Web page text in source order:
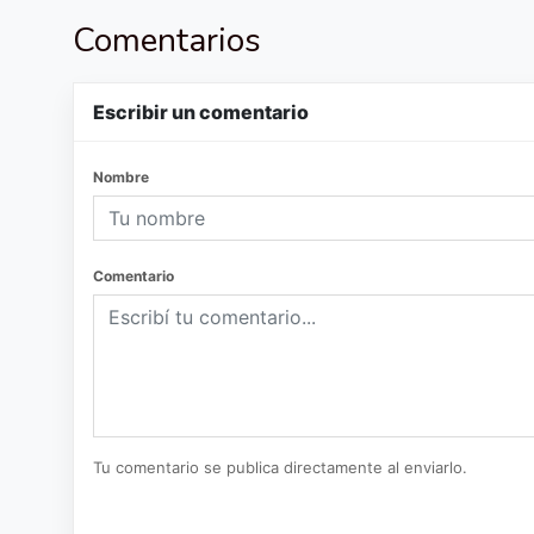
Comentarios
Escribir un comentario
Nombre
Comentario
Tu comentario se publica directamente al enviarlo.